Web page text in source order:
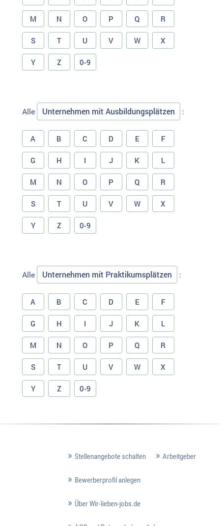
M N O P Q R
S T U V W X
Y Z 0-9
Alle Unternehmen mit Ausbildungsplätzen :
A B C D E F
G H I J K L
M N O P Q R
S T U V W X
Y Z 0-9
Alle Unternehmen mit Praktikumsplätzen :
A B C D E F
G H I J K L
M N O P Q R
S T U V W X
Y Z 0-9
Stellenangebote schalten Arbeitgeber
Bewerberprofil anlegen
Über Wir-lieben-jobs.de